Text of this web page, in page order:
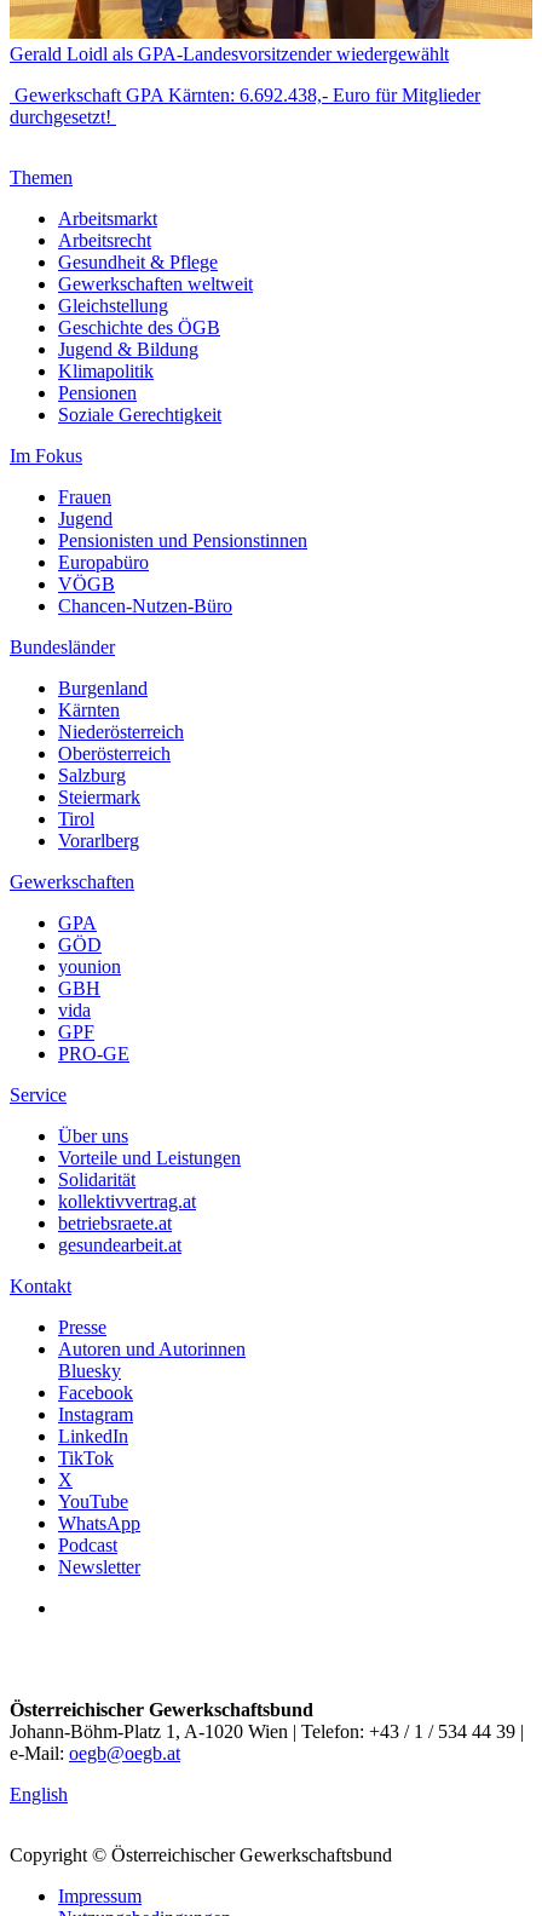
Gerald Loidl als GPA-Landesvorsitzender wiedergewählt
Gewerkschaft GPA Kärnten: 6.692.438,- Euro für Mitglieder
durchgesetzt!
Themen
Arbeitsmarkt
Arbeitsrecht
Gesundheit & Pflege
Gewerkschaften weltweit
Gleichstellung
Geschichte des ÖGB
Jugend & Bildung
Klimapolitik
Pensionen
Soziale Gerechtigkeit
Im Fokus
Frauen
Jugend
Pensionisten und Pensionstinnen
Europabüro
VÖGB
Chancen-Nutzen-Büro
Bundesländer
Burgenland
Kärnten
Niederösterreich
Oberösterreich
Salzburg
Steiermark
Tirol
Vorarlberg
Gewerkschaften
GPA
GÖD
younion
GBH
vida
GPF
PRO-GE
Service
Über uns
Vorteile und Leistungen
Solidarität
kollektivvertrag.at
betriebsraete.at
gesundearbeit.at
Kontakt
Presse
Autoren und Autorinnen
Bluesky
Facebook
Instagram
LinkedIn
TikTok
X
YouTube
WhatsApp
Podcast
Newsletter
Österreichischer Gewerkschaftsbund
Johann-Böhm-Platz 1, A-1020 Wien | Telefon: +43 / 1 / 534 44 39 |
e-Mail: oegb@oegb.at
English
Copyright © Österreichischer Gewerkschaftsbund
Impressum